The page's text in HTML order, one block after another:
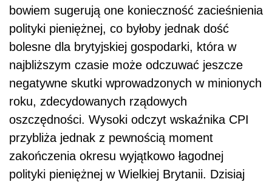
bowiem sugerują one konieczność zacieśnienia
polityki pieniężnej, co byłoby jednak dość
bolesne dla brytyjskiej gospodarki, która w
najbliższym czasie może odczuwać jeszcze
negatywne skutki wprowadzonych w minionych
roku, zdecydowanych rządowych
oszczędności. Wysoki odczyt wskaźnika CPI
przybliża jednak z pewnością moment
zakończenia okresu wyjątkowo łagodnej
polityki pieniężnej w Wielkiej Brytanii. Dzisiaj